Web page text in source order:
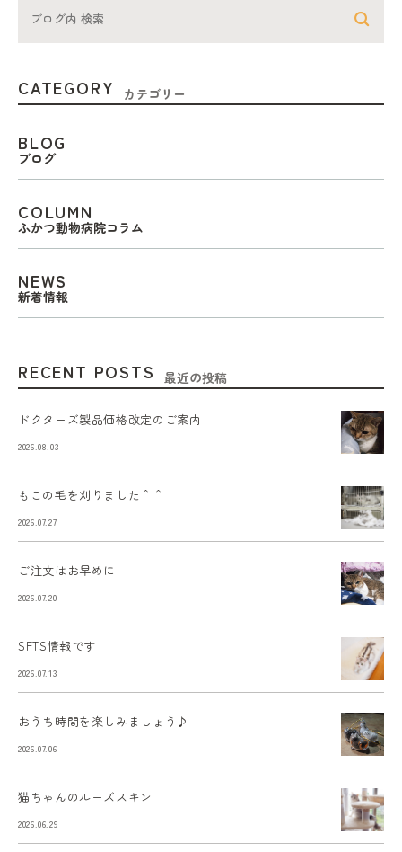
CATEGORY カテゴリー
BLOG
ブログ
COLUMN
ふかつ動物病院コラム
NEWS
新着情報
RECENT POSTS 最近の投稿
ドクターズ製品価格改定のご案内
2026.08.03
もこの毛を刈りました＾＾
2026.07.27
ご注文はお早めに
2026.07.20
SFTS情報です
2026.07.13
おうち時間を楽しみましょう♪
2026.07.06
猫ちゃんのルーズスキン
2026.06.29